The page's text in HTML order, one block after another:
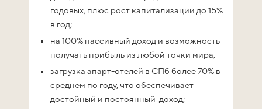
годовых, плюс рост капитализации до 15%
в год;
на 100% пассивный доход и возможность
получать прибыль из любой точки мира;
загрузка апарт-отелей в СПб более 70% в
среднем по году, что обеспечивает
достойный и постоянный доход;